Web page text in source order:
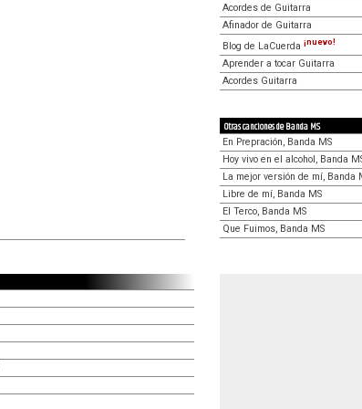
Acordes de Guitarra
Afinador de Guitarra
Blog de LaCuerda ¡nuevo!
Aprender a tocar Guitarra
Acordes Guitarra
Otras canciones de Banda MS
En Prepración, Banda MS
Hoy vivo en el alcohol, Banda
La mejor versión de mí, Banda
Libre de mí, Banda MS
El Terco, Banda MS
Que Fuimos, Banda MS